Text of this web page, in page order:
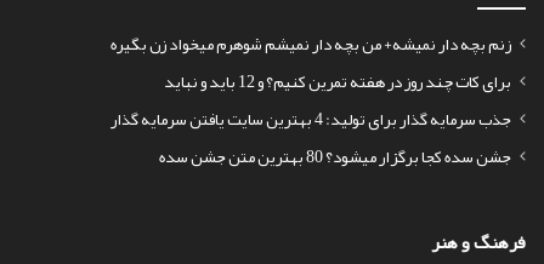
زنم بچه دار نمیشه+ من بچه دار نمیشم شوهرم میخواد زن بگیره
برای کات چند روز در هفته تمرین کنیم؟ و 12 باید و نباید
جذب سرمایه گذار برای تولید: 4 بهترین سایت یافتن سرمایه گذار
جشن سده کجا برگزار میشود؟ 80 بهترین متن جشن سده
فرهنگ و هنر